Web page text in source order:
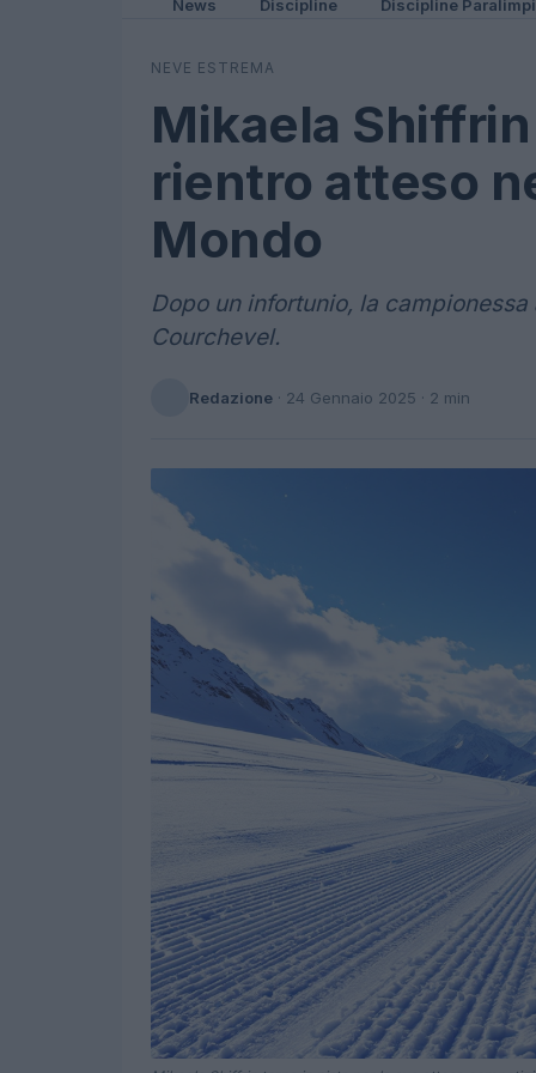
News Discipline Discipline
NEVE ESTREMA
Mikaela
rientro atteso
Mondo
Dopo un infortunio, la
Courchevel.
Redazione · 24 Gennaio 2025 · 2 min